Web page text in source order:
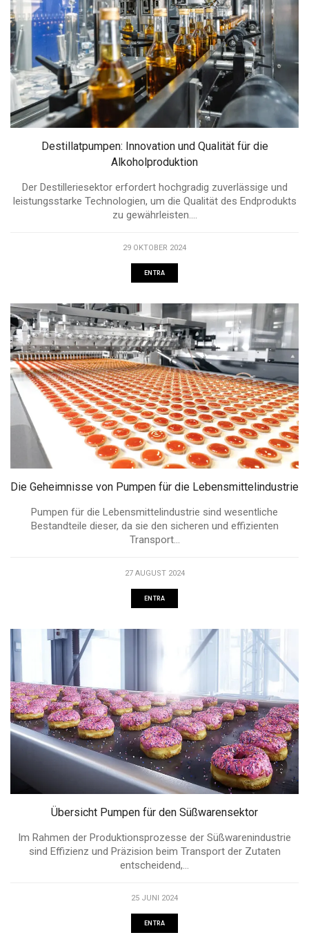
Destillatpumpen: Innovation und Qualität für die
Alkoholproduktion
Der Destilleriesektor erfordert hochgradig zuverlässige und
leistungsstarke Technologien, um die Qualität des Endprodukts
zu gewährleisten....
29 OKTOBER 2024
ENTRA
Die Geheimnisse von Pumpen für die Lebensmittelindustrie
Pumpen für die Lebensmittelindustrie sind wesentliche
Bestandteile dieser, da sie den sicheren und effizienten
Transport...
27 AUGUST 2024
ENTRA
Übersicht Pumpen für den Süßwarensektor
Im Rahmen der Produktionsprozesse der Süßwarenindustrie
sind Effizienz und Präzision beim Transport der Zutaten
entscheidend,...
25 JUNI 2024
ENTRA